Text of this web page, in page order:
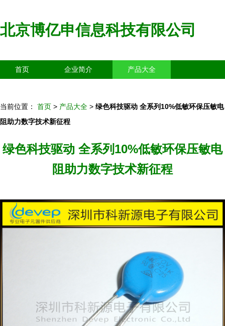
北京博亿申信息科技有限公司
首页 企业简介 产品大全
当前位置： 首页 > 产品大全 > 绿色科技驱动 全系列10%低敏环保压敏电
阻助力数字技术新征程
绿色科技驱动 全系列10%低敏环保压敏电
阻助力数字技术新征程